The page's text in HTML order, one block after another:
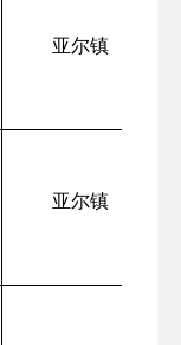
亚尔镇
亚尔镇